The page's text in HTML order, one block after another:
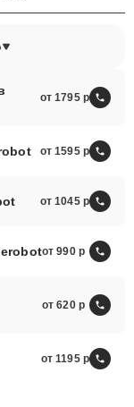
от 1795
от 1595
от 1045
от 990
от 620
от 1195